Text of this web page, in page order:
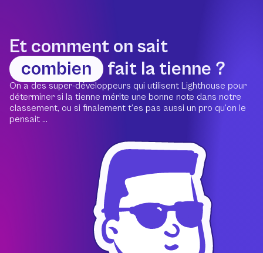
Et comment on sait
combien
fait la tienne ?
On a des super-développeurs qui utilisent Lighthouse pour
déterminer si la tienne mérite une bonne note dans notre
classement, ou si finalement t’es pas aussi un pro qu’on le
pensait ...